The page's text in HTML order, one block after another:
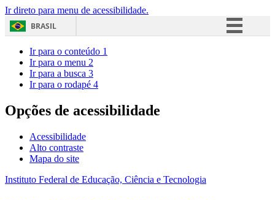
Ir direto para menu de acessibilidade.
BRASIL
Acesso à informação
Ir para o conteúdo 1
Ir para o menu 2
Ir para a busca 3
Ir para o rodapé 4
Opções de acessibilidade
Acessibilidade
Alto contraste
Mapa do site
Instituto Federal de Educação, Ciência e Tecnologia